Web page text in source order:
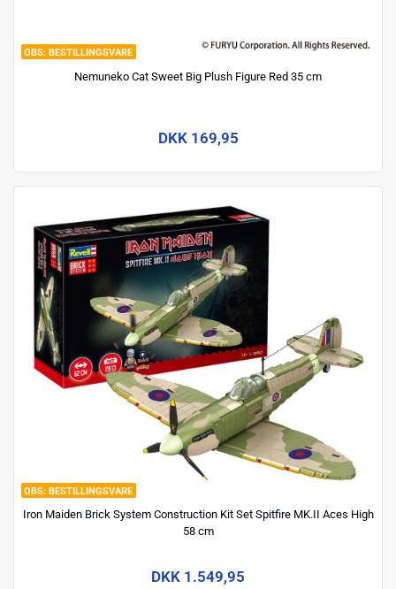
BESTILLINGSVARE
Nemuneko Cat Sweet Big Plush Figure Red 35 cm
DKK 169,95
BESTILLINGSVARE
Iron Maiden Brick System Construction Kit Set Spitfire MK.II Aces High
58 cm
DKK 1.549,95